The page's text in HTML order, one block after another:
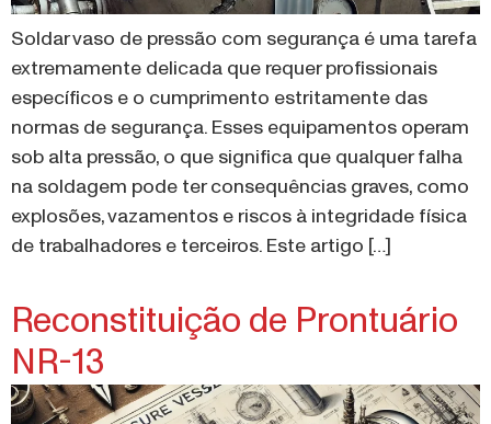
Soldar vaso de pressão com segurança é uma tarefa
extremamente delicada que requer profissionais
específicos e o cumprimento estritamente das
normas de segurança. Esses equipamentos operam
sob alta pressão, o que significa que qualquer falha
na soldagem pode ter consequências graves, como
explosões, vazamentos e riscos à integridade física
de trabalhadores e terceiros. Este artigo […]
Reconstituição de Prontuário
NR-13